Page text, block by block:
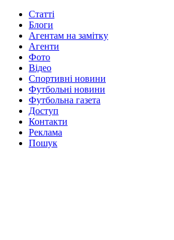
Статті
Блоги
Агентам на замітку
Агенти
Фото
Відео
Спортивні новини
Футбольні новини
Футбольна газета
Доступ
Контакти
Реклама
Пошук